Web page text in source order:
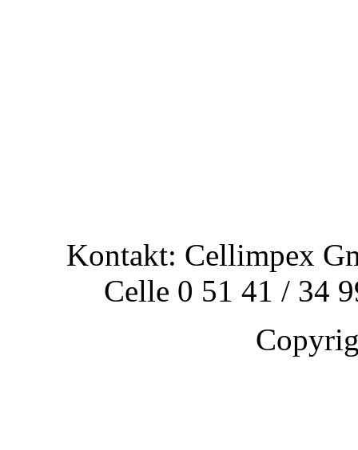
Kontakt: Cellimpex
Celle 0 51 41 / 34